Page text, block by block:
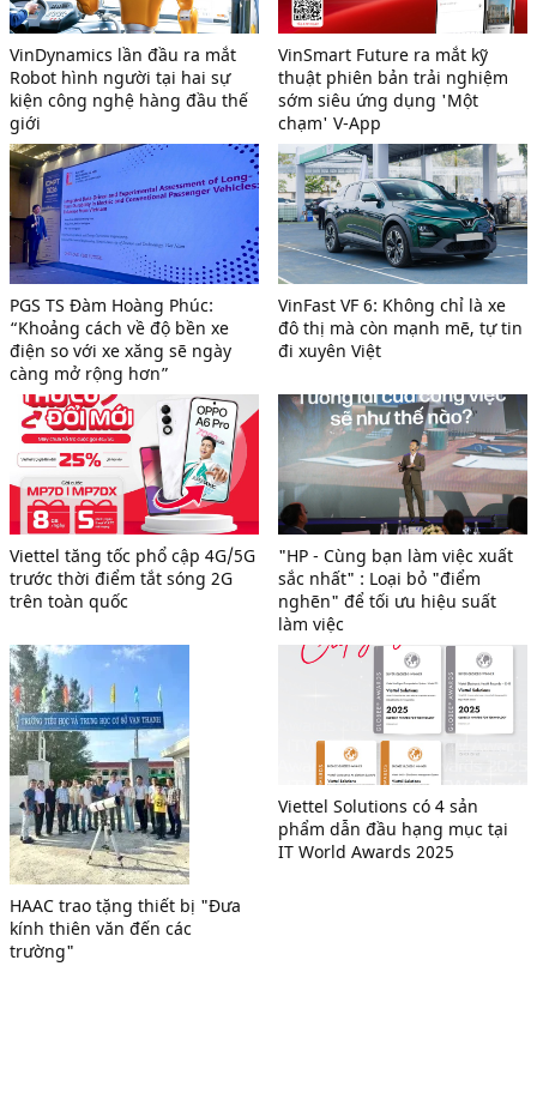
VinDynamics lần đầu ra mắt
Robot hình người tại hai sự
kiện công nghệ hàng đầu thế
giới
VinSmart Future ra mắt kỹ
thuật phiên bản trải nghiệm
sớm siêu ứng dụng 'Một
chạm' V-App
PGS TS Đàm Hoàng Phúc:
“Khoảng cách về độ bền xe
điện so với xe xăng sẽ ngày
càng mở rộng hơn”
VinFast VF 6: Không chỉ là xe
đô thị mà còn mạnh mẽ, tự tin
đi xuyên Việt
Viettel tăng tốc phổ cập 4G/5G
trước thời điểm tắt sóng 2G
trên toàn quốc
"HP - Cùng bạn làm việc xuất
sắc nhất" : Loại bỏ "điểm
nghẽn" để tối ưu hiệu suất
làm việc
HAAC trao tặng thiết bị "Đưa
kính thiên văn đến các
trường"
Viettel Solutions có 4 sản
phẩm dẫn đầu hạng mục tại
IT World Awards 2025